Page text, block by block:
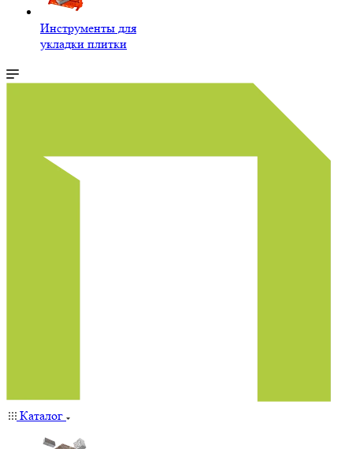
Инструменты для
укладки плитки
Каталог